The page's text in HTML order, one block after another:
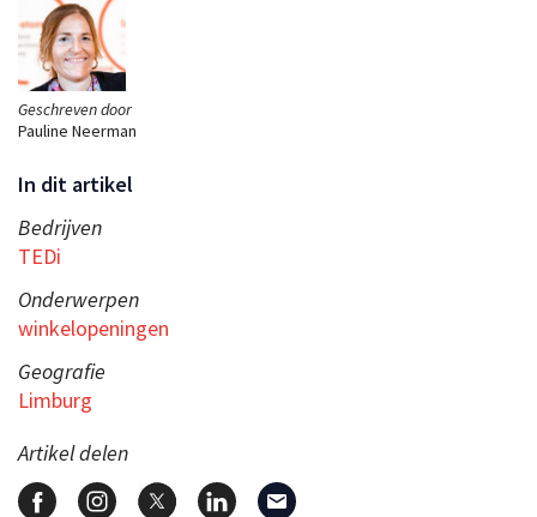
Geschreven door
Pauline Neerman
In dit artikel
Bedrijven
TEDi
Onderwerpen
winkelopeningen
Geografie
Limburg
Artikel delen